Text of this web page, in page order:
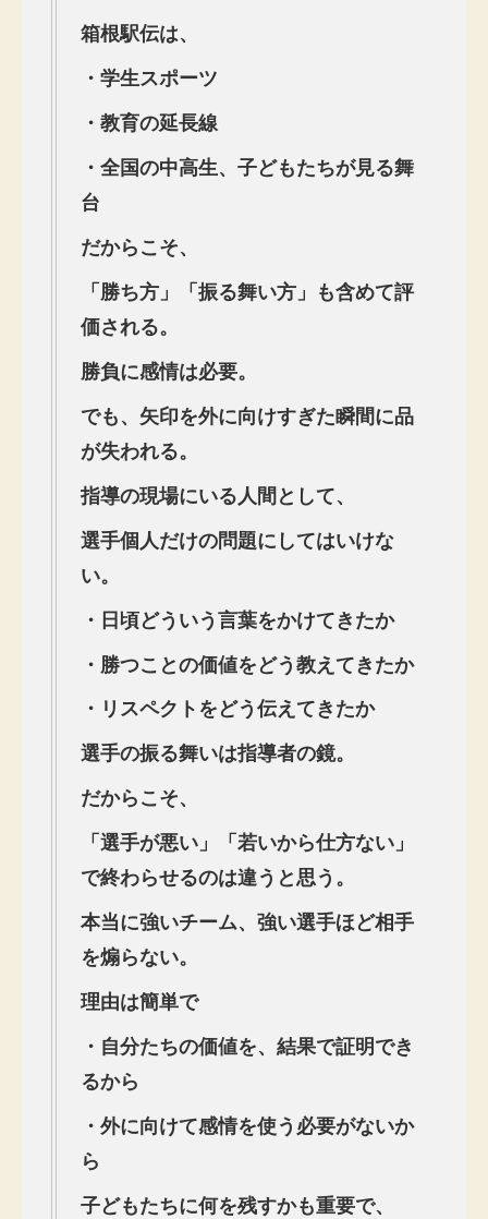
箱根駅伝は、
・学生スポーツ
・教育の延長線
・全国の中高生、子どもたちが見る舞
台
だからこそ、
「勝ち方」「振る舞い方」も含めて評
価される。
勝負に感情は必要。
でも、矢印を外に向けすぎた瞬間に品
が失われる。
指導の現場にいる人間として、
選手個人だけの問題にしてはいけな
い。
・日頃どういう言葉をかけてきたか
・勝つことの価値をどう教えてきたか
・リスペクトをどう伝えてきたか
選手の振る舞いは指導者の鏡。
だからこそ、
「選手が悪い」「若いから仕方ない」
で終わらせるのは違うと思う。
本当に強いチーム、強い選手ほど相手
を煽らない。
理由は簡単で
・自分たちの価値を、結果で証明でき
るから
・外に向けて感情を使う必要がないか
ら
子どもたちに何を残すかも重要で、